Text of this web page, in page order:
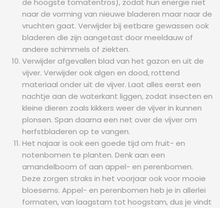
de hoogste tomatentros), zodat hun energie niet
naar de vorming van nieuwe bladeren maar naar de
vruchten gaat. Verwijder bij eetbare gewassen ook
bladeren die zijn aangetast door meeldauw of
andere schimmels of ziekten.
Verwijder afgevallen blad van het gazon en uit de
vijver. Verwijder ook algen en dood, rottend
materiaal onder uit de vijver. Laat alles eerst een
nachtje aan de waterkant liggen, zodat insecten en
kleine dieren zoals kikkers weer de vijver in kunnen
plonsen. Span daarna een net over de vijver om
herfstbladeren op te vangen.
Het najaar is ook een goede tijd om fruit- en
notenbomen te planten. Denk aan een
amandelboom of aan appel- en perenbomen.
Deze zorgen straks in het voorjaar ook voor mooie
bloesems. Appel- en perenbomen heb je in allerlei
formaten, van laagstam tot hoogstam, dus je vindt